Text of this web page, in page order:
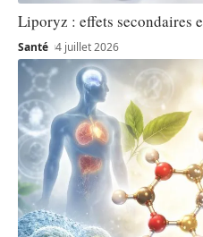
Liporyz : effets secondaires
Santé 4 juillet 2026